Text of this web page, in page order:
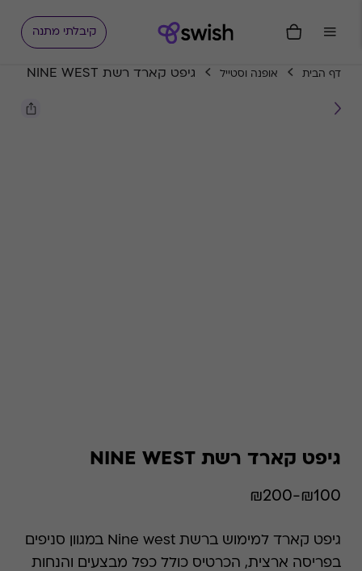
קיבלתי מתנה
דף הבית אופנה וסטייל גיפט קארד רשת NINE WEST
גיפט קארד רשת NINE WEST
₪100-₪200
גיפט קארד למימוש ברשת Nine west במגוון סניפים
בפריסה ארצית, הכרטיס כולל כפל מבצעים והנחות